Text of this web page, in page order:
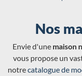
Nos
Envie d'une maison
vous propose un
notrecatalogue de